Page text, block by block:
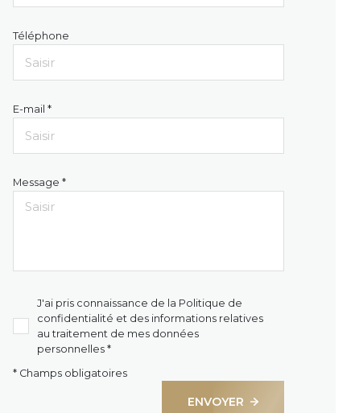
Téléphone
E-mail *
Message *
J'ai pris connaissance de la Politique de
confidentialité et des informations relatives
au traitement de mes données
personnelles *
* Champs obligatoires
ENVOYER